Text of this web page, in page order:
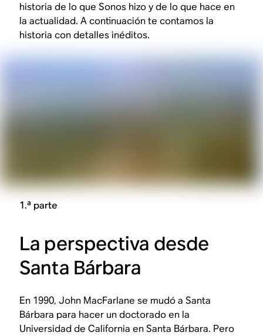
historia de lo que Sonos hizo y de lo que hace en
la actualidad. A continuación te contamos la
historia con detalles inéditos.
1.ª parte
La perspectiva desde
Santa Bárbara
En 1990, John MacFarlane se mudó a Santa
Bárbara para hacer un doctorado en la
Universidad de California en Santa Bárbara. Pero